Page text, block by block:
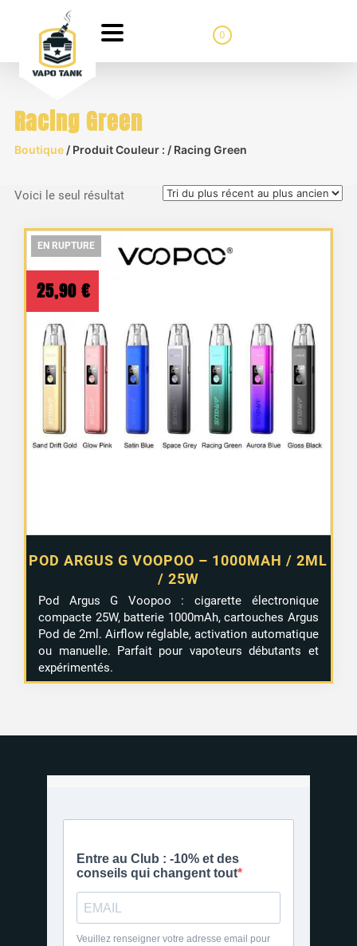
0
Racing Green
Boutique/ Produit Couleur : / Racing Green
Voici le seul résultat
EN RUPTURE
EN RUPTURE
POD ARGUS G VOOPOO – 1000MAH / 2ML
/ 25W
25,90 €
Pod Argus G Voopoo : cigarette électronique
compacte 25W, batterie 1000mAh, cartouches Argus
Pod de 2ml. Airflow réglable, activation automatique
ou manuelle. Parfait pour vapoteurs débutants et
expérimentés.
EN RUPTURE